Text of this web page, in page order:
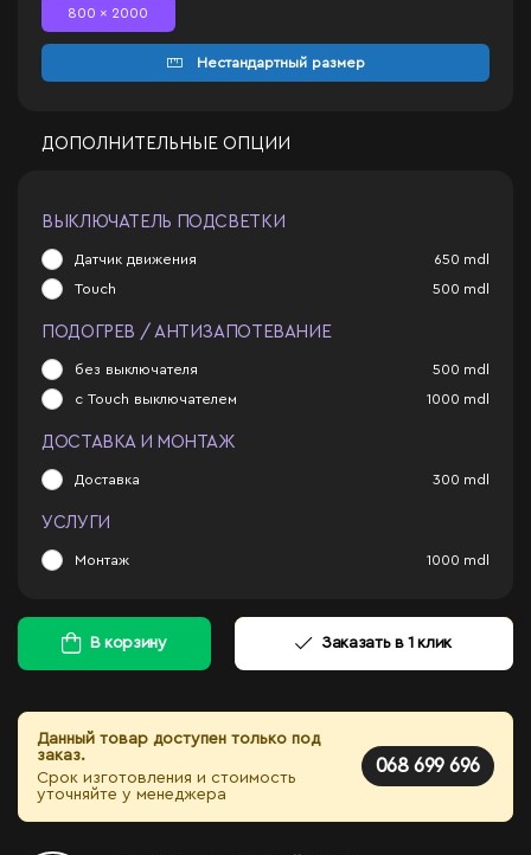
800 x 2000
Нестандартный размер
ДОПОЛНИТЕЛЬНЫЕ ОПЦИИ
ВЫКЛЮЧАТЕЛЬ ПОДСВЕТКИ
Датчик движения 650 mdl
Touch 500 mdl
ПОДОГРЕВ / АНТИЗАПОТЕВАНИЕ
без выключателя 500 mdl
с Touch выключателем 1000 mdl
ДОСТАВКА И МОНТАЖ
Доставка 300 mdl
УСЛУГИ
Монтаж 1000 mdl
В корзину Заказать в 1 клик
Данный товар доступен только под
заказ.
Срок изготовления и стоимость
уточняйте у менеджера
068 699 696